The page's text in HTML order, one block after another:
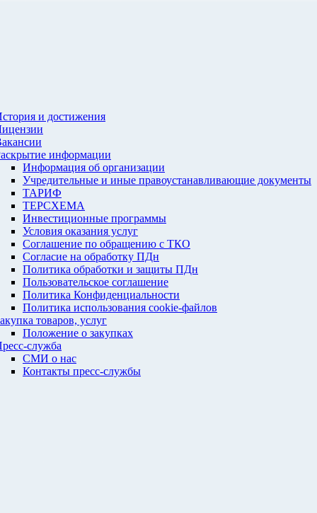
и достижения
информации
Информация об организации
Учредительные и иные правоустанавливающие документы
ТАРИФ
ТЕРСХЕМА
Инвестиционные программы
Условия оказания услуг
Соглашение по обращению с ТКО
Согласие на обработку ПДн
Политика обработки и защиты ПДн
Пользовательское соглашение
Политика Конфиденциальности
Политика использования cookie-файлов
товаров, услуг
Положение о закупках
служба
СМИ о нас
Контакты пресс-службы